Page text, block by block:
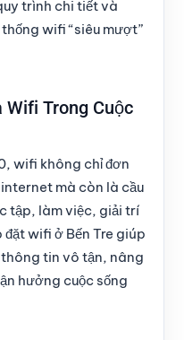
trình chi tiết và
wifi “siêu mượt”
Wifi Trong Cuộc
wifi không chỉ đơn
mà còn là cầu
tập, làm việc, giải trí
đặt wifi ở Bến Tre giúp
tin vô tận, nâng
hưởng cuộc sống